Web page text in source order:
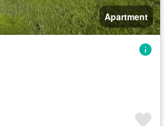
Apartment